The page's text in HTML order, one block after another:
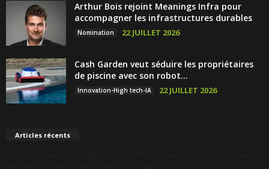
Arthur Bois rejoint Meanings Infra pour
accompagner les infrastructures durables
Nomination 22 JUILLET 2026
Cash Garden veut séduire les propriétaires
de piscine avec son robot...
Innovation-High tech-IA 22 JUILLET 2026
Articles récents